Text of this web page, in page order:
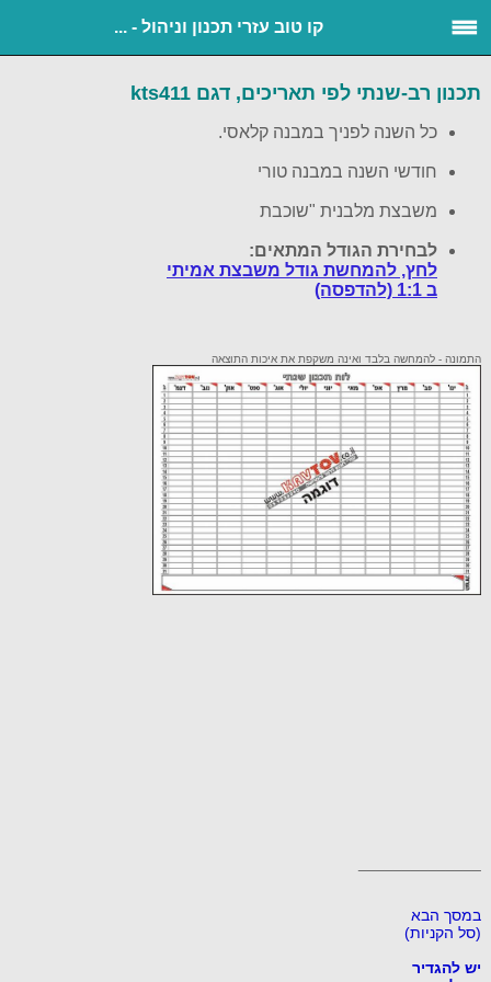
קו טוב עזרי תכנון וניהול - ...
תכנון רב-שנתי לפי תאריכים, דגם kts411
כל השנה לפניך במבנה קלאסי.
חודשי השנה במבנה טורי
משבצת מלבנית "שוכבת
לבחירת הגודל המתאים:
לחץ, להמחשת גודל משבצת אמיתי
ב 1:1 (להדפסה)
התמונה - להמחשה בלבד ואינה משקפת את איכות התוצאה
במסך הבא
(סל הקניות)
יש להגדיר